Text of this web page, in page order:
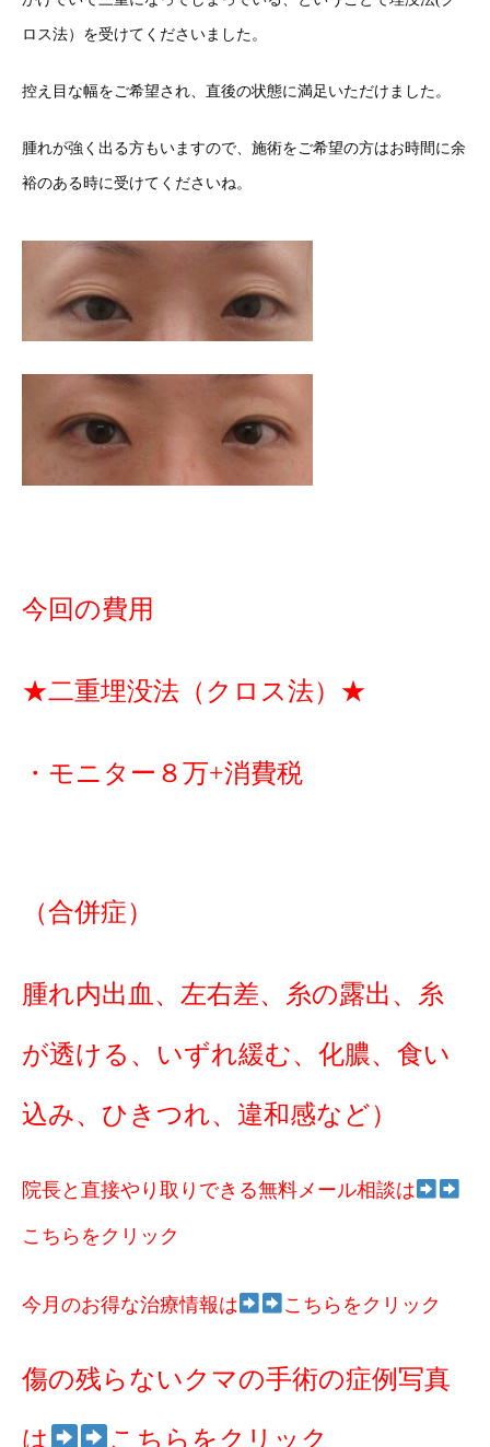
ロス法）を受けてくださいました。
控え目な幅をご希望され、直後の状態に満足いただけました。
腫れが強く出る方もいますので、施術をご希望の方はお時間に余
裕のある時に受けてくださいね。
今回の費用
★二重埋没法（クロス法）★
・モニター８万+消費税
（合併症）
腫れ内出血、左右差、糸の露出、糸
が透ける、いずれ緩む、化膿、食い
込み、ひきつれ、違和感など）
院長と直接やり取りできる無料メール相談は
こちらをクリック
今月のお得な治療情報は こちらをクリック
傷の残らないクマの手術の症例写真
は こちらをクリック